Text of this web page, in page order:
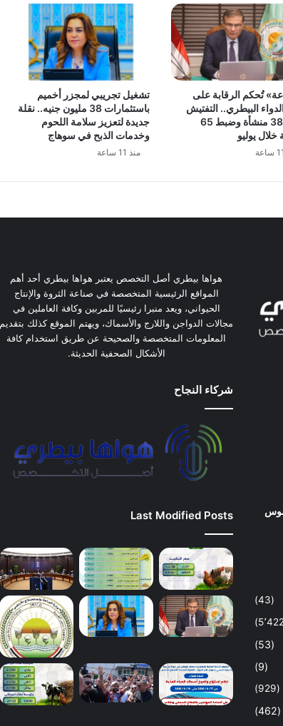
تُحكم الرقابة على
البيطري.. التفتيش
على 381 منشأة وضبط 65
خلال يوليو
تشغيل تجريبي لمجزر أخميم
باستثمارات 38 مليون جنيه.. نقلة
جديدة لتعزيز سلامة اللحوم
وخدمات الذبح في سوهاج
منذ 11 ساعة
(43)
(53)
(9)
(929)
(462)
هواها بيطري أصل التخصص يعتبر هواها بيطري أحد أهم
المواقع الرئيسية المتخصصة في صناعة الثروة والإنتاج
الحيواني، ويعد منبرا رئيسيًا للمربين وكافة العاملين في
مجالات الدواجن واللارج والأسماك، ويهتم الموقع كذلك بتقديم
المعلومات المتخصصة والصحيحة عن طريق استخدام كافة
الأشكال الصحفية الحديثة.
شركاء النجاح
Last Modified Posts